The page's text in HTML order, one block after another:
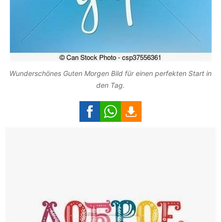
Wunderschönes Guten Morgen Bild für einen perfekten Start in
den Tag.